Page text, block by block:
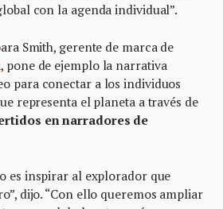
con la agenda individual”.
Smith, gerente de marca de
, pone de ejemplo la narrativa
para conectar a los individuos
representa el planeta a través de
en narradores de
es inspirar al explorador que
dijo. “Con ello queremos ampliar